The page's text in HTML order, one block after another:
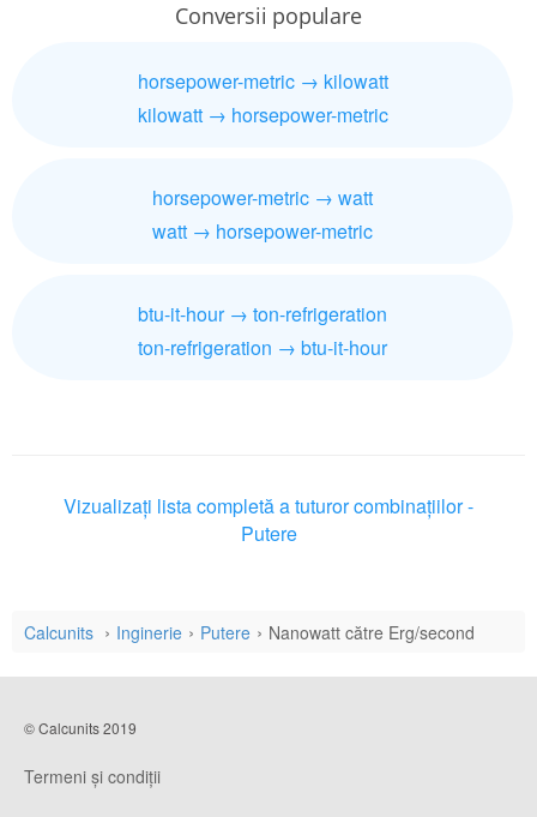
Conversii populare
horsepower-metric → kilowatt
kilowatt → horsepower-metric
horsepower-metric → watt
watt → horsepower-metric
btu-it-hour → ton-refrigeration
ton-refrigeration → btu-it-hour
Vizualizați lista completă a tuturor combinațiilor -
Putere
Calcunits Inginerie Putere Nanowatt către Erg/second
© Calcunits 2019
Termeni și condiții